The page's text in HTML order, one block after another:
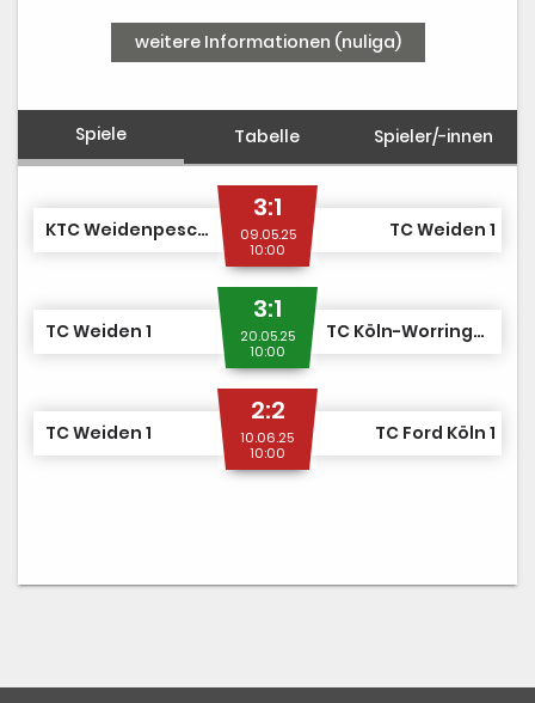
weitere Informationen (nuliga)
Spiele Tabelle Spieler/-innen
KTC Weidenpescher Park 1
3:1
09.05.25
10:00
TC Weiden 1
TC Weiden 1
3:1
20.05.25
10:00
TC Köln-Worringen 1
TC Weiden 1
2:2
10.06.25
10:00
TC Ford Köln 1